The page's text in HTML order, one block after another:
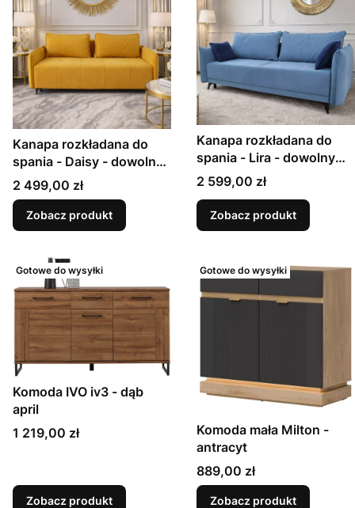
Kanapa rozkładana do
spania - Daisy - dowolny
kolor
Cena
2 499,00 zł
Zobacz produkt
Kanapa rozkładana do
spania - Lira - dowolny
kolor
Cena
2 599,00 zł
Zobacz produkt
Gotowe do wysyłki
Komoda IVO iv3 - dąb
april
Cena
1 219,00 zł
Zobacz produkt
Gotowe do wysyłki
Komoda mała Milton -
antracyt
Cena
889,00 zł
Zobacz produkt